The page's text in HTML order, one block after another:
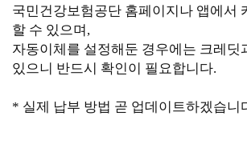
국민건강보험공단 홈페이지나 앱에서
할 수 있으며,
자동이체를 설정해둔 경우에는 크레딧
있으니 반드시 확인이 필요합니다.
* 실제 납부 방법 곧 업데이트하겠습니